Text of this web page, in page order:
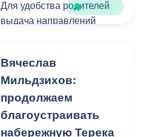
Для удобства родителей
выдача направлений
очередей и долгого
ожидания.
Прием в детские сады
начался 15 июля и
Вячеслав
Мильдзихов:
продолжаем
благоустраивать
набережную Терека